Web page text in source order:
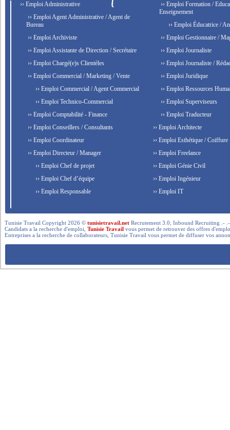
›› Emploi Administrative
›› Emploi Agent Administrative / Agent de
Bureau
›› Emploi Archiviste
›› Emploi Assistante de Direction / Secrétaire
›› Emploi Chargé(e)s Clientèles
›› Emploi Commercial / Marketing / Vente
›› Emploi Commercial / Agent Commercial
›› Emploi Technico-Commercial
›› Emploi Comptabilité - Finance
›› Emploi Conseillers / Consultants
›› Emploi Coordinateur
›› Emploi Directeur / Manager
›› Emploi Chef de projet
›› Emploi Chef d’équipe
›› Emploi Responsable
›› Emploi Formation /
Enseignement
›› Emploi Éducatrice /
›› Emploi Gestionnaire /
›› Emploi Journaliste
›› Emploi Journaliste /
›› Emploi Juridique
›› Emploi Ressources
›› Emploi Superviseurs
›› Emploi Traducteur
›› Emploi Architecte
›› Emploi Esthétique / Coiffure
›› Emploi Freelance
›› Emploi Génie Civil
›› Emploi Ingénieur
›› Emploi IT
Tunisie Travail Copyright 2026 ©tunisietravail.net Recrutement 3.0, Inbound Recruiting .-
Candidats a la recherche d'emploi,Tunisie Travail vous permet de retrouver des offres
Entreprises a la recherche de collaborateurs, Tunisie Travail vous permet de diffuser vos